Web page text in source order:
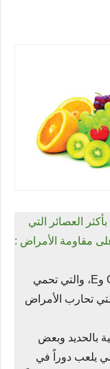
العصائر التي
مقاومة الأمراض :
يحتوي على كثير من الفيتامينات منها A وC وE، والتي تحمي
تحارب الأمراض
بالحديد وبعض
يلعب دوراً في